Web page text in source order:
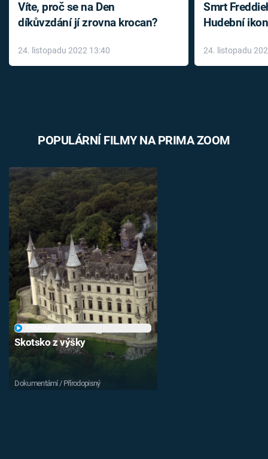
Víte, proč se na Den
díkůvzdání jí zrovna krocan?
24. listopadu 2022 13:40
Smrt
Hudební
léky
24. listopadu
POPULÁRNÍ FILMY NA PRIMA ZOOM
Skotsko z výšky
Dokumentární / Přírodopisný